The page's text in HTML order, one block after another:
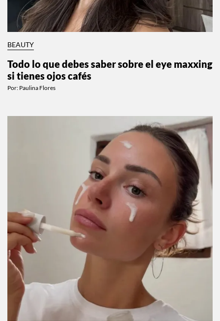
BEAUTY
Todo lo que debes saber sobre el eye maxxing
si tienes ojos cafés
Por: Paulina Flores